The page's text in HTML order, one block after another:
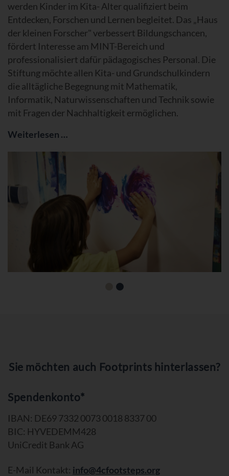
werden Kinder im Kita- Alter qualifiziert beim
Entdecken, Forschen und Lernen begleitet. Das „Haus
der kleinen Forscher" verbessert Bildungschancen,
fördert Interesse am MINT-Bereich und
professionalisiert dafür pädagogisches Personal. Die
Stiftung möchte allen Kita- und Grundschulkindern
die alltägliche Begegnung mit Mathematik,
Informatik, Naturwissenschaften und Technik sowie
mit Fragen der Nachhaltigkeit ermöglichen.
Weiterlesen …
Sie möchten auch Footprints hinterlassen?
Spendenkonto*
IBAN: DE69 7332 0073 0018 8337 00
BIC: HYVEDEMM428
UniCredit Bank AG
E-Mail Kontakt: info@4cfootsteps.org